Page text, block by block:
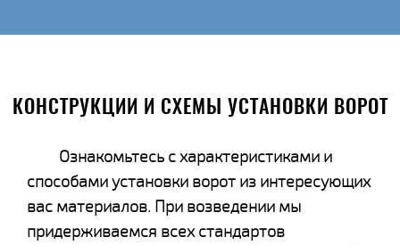
КОНСТРУКЦИИ И СХЕМЫ УСТАНОВКИ ВОРОТ
Ознакомьтесь с характеристиками и
способами установки ворот из интересующих
вас материалов. При возведении мы
придерживаемся всех стандартов